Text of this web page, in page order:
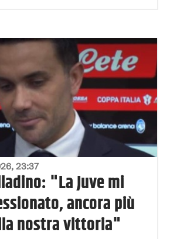
23:37
"La Juve mi
ancora più
nostra vittoria"